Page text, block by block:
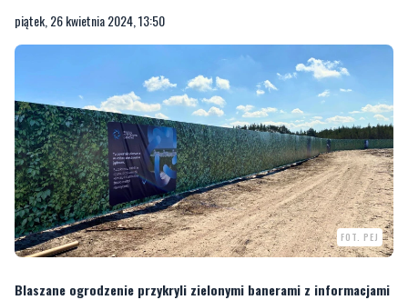
piątek, 26 kwietnia 2024, 13:50
FOT. PEJ
Blaszane ogrodzenie przykryli zielonymi banerami z informacjami